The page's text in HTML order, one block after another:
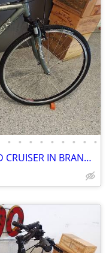
• • • • • • • • •
XL TREK 7100 MT HYBRID 21 SPEED CRUISER IN BRAND NEW CONDITION